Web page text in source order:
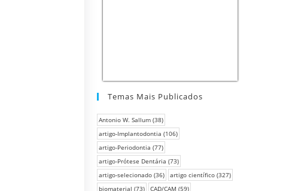
Temas Mais Publicados
Antonio W. Sallum (38)
artigo-Implantodontia (106)
artigo-Periodontia (77)
artigo-Prótese Dentária (73)
artigo-selecionado (36) artigo científico (327)
biomaterial (73) CAD/CAM (59)